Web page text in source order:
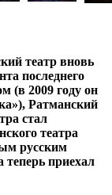
театр вновь
последнего
(в 2009 году он
Ратманский
стал
театра
русским
приехал